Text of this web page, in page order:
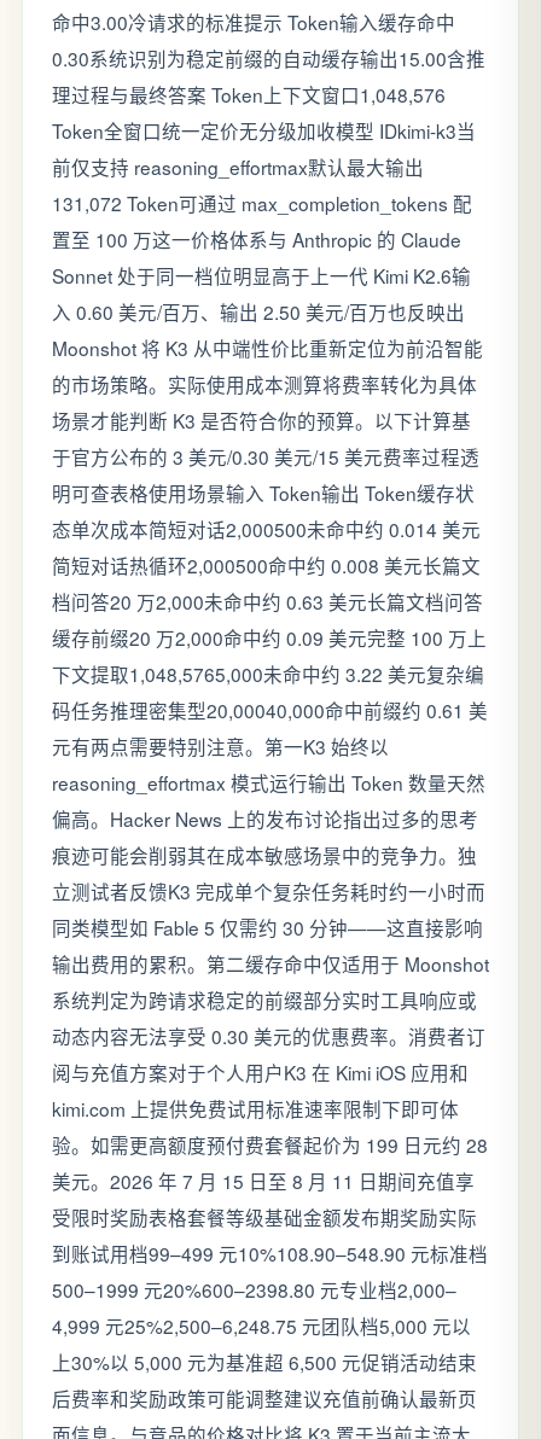
命中3.00冷请求的标准提示 Token输入缓存命中
0.30系统识别为稳定前缀的自动缓存输出15.00含推
理过程与最终答案 Token上下文窗口1,048,576
Token全窗口统一定价无分级加收模型 IDkimi-k3当
前仅支持 reasoning_effortmax默认最大输出
131,072 Token可通过 max_completion_tokens 配
置至 100 万这一价格体系与 Anthropic 的 Claude
Sonnet 处于同一档位明显高于上一代 Kimi K2.6输
入 0.60 美元/百万、输出 2.50 美元/百万也反映出
Moonshot 将 K3 从中端性价比重新定位为前沿智能
的市场策略。实际使用成本测算将费率转化为具体
场景才能判断 K3 是否符合你的预算。以下计算基
于官方公布的 3 美元/0.30 美元/15 美元费率过程透
明可查表格使用场景输入 Token输出 Token缓存状
态单次成本简短对话2,000500未命中约 0.014 美元
简短对话热循环2,000500命中约 0.008 美元长篇文
档问答20 万2,000未命中约 0.63 美元长篇文档问答
缓存前缀20 万2,000命中约 0.09 美元完整 100 万上
下文提取1,048,5765,000未命中约 3.22 美元复杂编
码任务推理密集型20,00040,000命中前缀约 0.61 美
元有两点需要特别注意。第一K3 始终以
reasoning_effortmax 模式运行输出 Token 数量天然
偏高。Hacker News 上的发布讨论指出过多的思考
痕迹可能会削弱其在成本敏感场景中的竞争力。独
立测试者反馈K3 完成单个复杂任务耗时约一小时而
同类模型如 Fable 5 仅需约 30 分钟——这直接影响
输出费用的累积。第二缓存命中仅适用于 Moonshot
系统判定为跨请求稳定的前缀部分实时工具响应或
动态内容无法享受 0.30 美元的优惠费率。消费者订
阅与充值方案对于个人用户K3 在 Kimi iOS 应用和
kimi.com 上提供免费试用标准速率限制下即可体
验。如需更高额度预付费套餐起价为 199 日元约 28
美元。2026 年 7 月 15 日至 8 月 11 日期间充值享
受限时奖励表格套餐等级基础金额发布期奖励实际
到账试用档99–499 元10%108.90–548.90 元标准档
500–1999 元20%600–2398.80 元专业档2,000–
4,999 元25%2,500–6,248.75 元团队档5,000 元以
上30%以 5,000 元为基准超 6,500 元促销活动结束
后费率和奖励政策可能调整建议充值前确认最新页